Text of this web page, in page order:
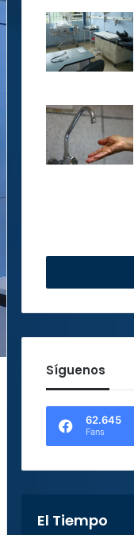
Síguenos
62.645
Fans
El Tiempo